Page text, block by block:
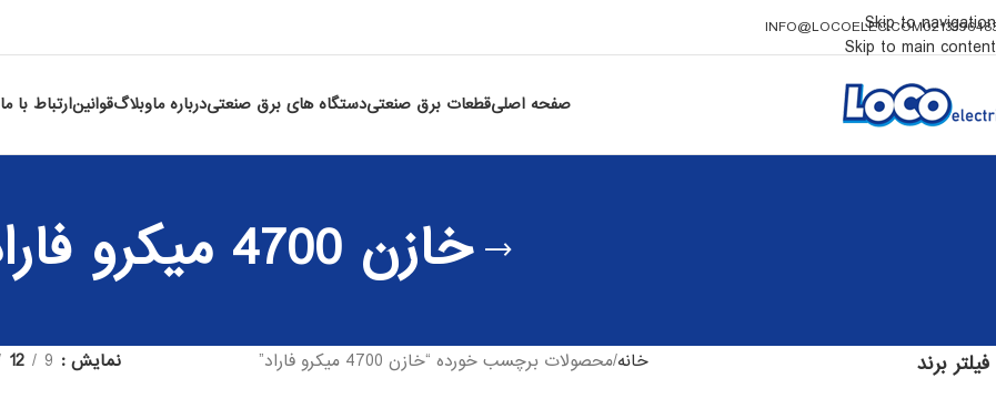
Skip to navigation
Skip to main content
INFO@LOCOELEC.COM
صفحه اصلیقطعات برق صنعتیدستگاه های برق صنعتیدرباره ماوبلاگقوانینارتباط با ما
خازن 4700 میکرو فاراد
فیلتر برند خانه محصولات برچسب خورده “خازن 4700 میکرو فاراد” نمایش 9
12